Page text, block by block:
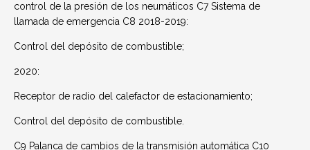
control de la presión de los neumáticos C7 Sistema de
llamada de emergencia C8 2018-2019:
Control del depósito de combustible;
2020:
Receptor de radio del calefactor de estacionamiento;
Control del depósito de combustible.
C9 Palanca de cambios de la transmisión automática C10